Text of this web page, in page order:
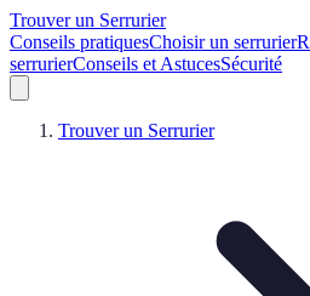
Trouver un Serrurier
Conseils pratiquesChoisir un serrurier
serrurierConseils et AstucesSécurité
Trouver un Serrurier